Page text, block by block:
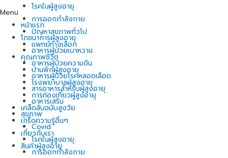
โรคในผู้สูงอายุ
การออกกำลังกาย
ปัญหาสุขภาพทั่วไป
แพทย์ทางเลือก
คุณภาพชีวิต
บ้านพักผู้สูงอายุ
โรงพยาบาลผู้สูงอายุ
การท่องเที่ยวผู้สูงอายุ
เคล็ดลับฉบับสูงวัย
เกร็ดความรู้อื่นๆ
เกี่ยวกับเรา
สินค้าผู้สูงอายุ
Menu
หน้าแรก
โภชนาการผู้สูงอายุ
อาหารผู้ป่วยเบาหวาน
อาหารผู้ป่วยความดัน
อาหารผู้ป่วยโรคหลอดเลือด
สารอาหารสำหรับผู้สูงอายุ
อาหารเสริม
สุขภาพ
Covid
โรคในผู้สูงอายุ
การออกกำลังกาย